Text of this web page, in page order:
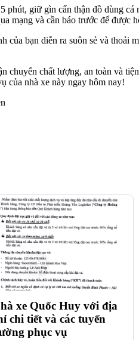
phút, giữ gìn cẩn thận đồ dùng
mạng và cần báo trước để được
của bạn diễn ra suôn sẻ và thoải
chuyển chất lượng, an toàn và
của nhà xe này ngay hôm nay!
xe Quốc Huy với địa
chi tiết và các tuyến
phục vụ